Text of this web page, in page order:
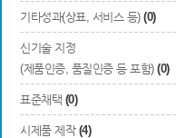
기타성과(상표, 서비스 등) (0)
신기술 지정
(제품인증, 품질인증 등 포함) (0)
표준채택 (0)
시제품 제작 (4)
개인정보처리방침 회원
14066 경기도 안양시 동안구
COPYRIGHTS © 2014 KAIA,